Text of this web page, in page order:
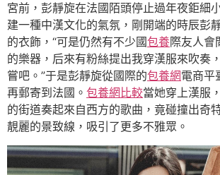
宮前，彭靜旋在法國陌頭停止過年夜鉅細
建一種中漢文化的氣氛，剛開端的時辰彭
的衣飾，“可是仍然有不少國包養際友人會
的樂器，后來有粉絲提出我穿漢服來吹奏
嘗吧。”于是彭靜旋從國際的包養網電商平
再郵寄到法國。 包養網比較當她穿上漢服
的街道奏起來自西方的歌曲，竟碰撞出奇
靚麗的景致線，吸引了更多不雅眾。